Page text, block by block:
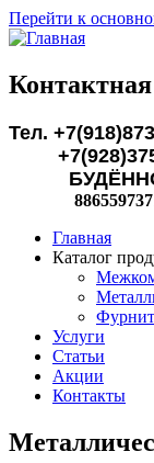
Перейти к
Тел.
Главная
Каталог
Услуги
Статьи
Акции
Контакты